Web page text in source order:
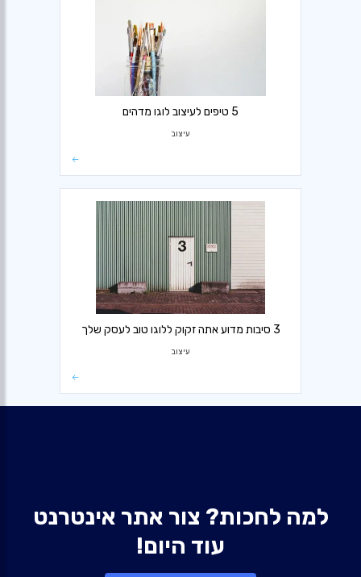
5 טיפים לעיצוב לוגו מדהים
עיצוב
3 סיבות מדוע אתה זקוק ללוגו טוב לעסק שלך
עיצוב
למה לחכות? צור אתר אינטרנט
עוד היום!